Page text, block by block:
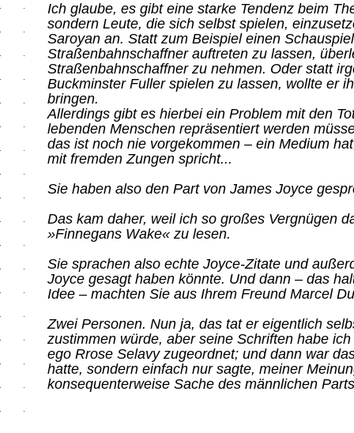
Ich glaube, es gibt eine starke Tendenz beim
sondern Leute, die sich selbst spielen,
Saroyan an. Statt zum Beispiel einen
Straßenbahnschaffner auftreten zu lassen,
Straßenbahnschaffner zu nehmen. Oder statt
Buckminster Fuller spielen zu lassen, wollte er
bringen.
Allerdings gibt es hierbei ein Problem mit den
lebenden Menschen repräsentiert werden
das ist noch nie vorgekommen – ein Medium
mit fremden Zungen spricht...
Sie haben also den Part von James Joyce
Das kam daher, weil ich so großes Vergnügen
»Finnegans Wake« zu lesen.
Sie sprachen also echte Joyce-Zitate und
Joyce gesagt haben könnte. Und dann – das
Idee – machten Sie aus Ihrem Freund Marcel
Zwei Personen. Nun ja, das tat er eigentlich
zustimmen würde, aber seine Schriften habe
ego Rrose Selavy zugeordnet; und dann war
hatte, sondern einfach nur sagte, meiner
konsequenterweise Sache des männlichen